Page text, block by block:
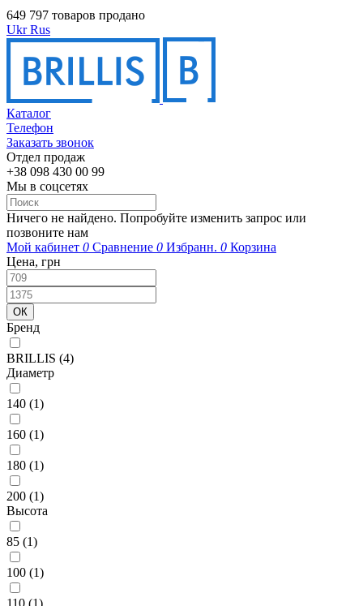
649 797 товаров продано
Ukr Rus
Каталог
Телефон
Заказать звонок
Отдел продаж
+38 098 430 00 99
Мы в соцсетях
Ничего не найдено. Попробуйте изменить запрос или
позвоните нам
Мой кабинет 0 Сравнение 0 Избранн. 0 Корзина
Цена, грн
Бренд
BRILLIS (4)
Диаметр
140 (1)
160 (1)
180 (1)
200 (1)
Высота
85 (1)
100 (1)
110 (1)